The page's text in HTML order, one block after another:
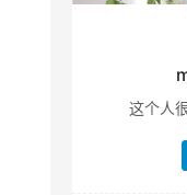
这个人